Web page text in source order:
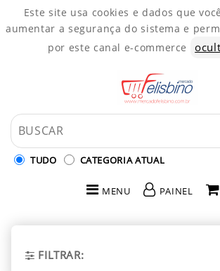
Este site usa cookies e dados que
aumentar a segurança do sistema e
por este canal e-commerce
TUDO CATEGORIA ATUAL
MENU PAINEL
FILTRAR: